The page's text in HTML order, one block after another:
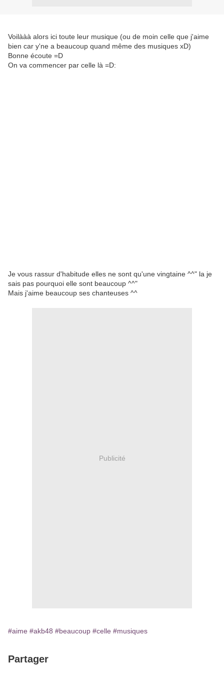
Voilààà alors ici toute leur musique (ou de moin celle que j'aime
bien car y'ne a beaucoup quand même des musiques xD)
Bonne écoute =D
On va commencer par celle là =D:
Je vous rassur d'habitude elles ne sont qu'une vingtaine ^^" la je
sais pas pourquoi elle sont beaucoup ^^"
Mais j'aime beaucoup ses chanteuses ^^
Publicité
#aime #akb48 #beaucoup #celle #musiques
Partager